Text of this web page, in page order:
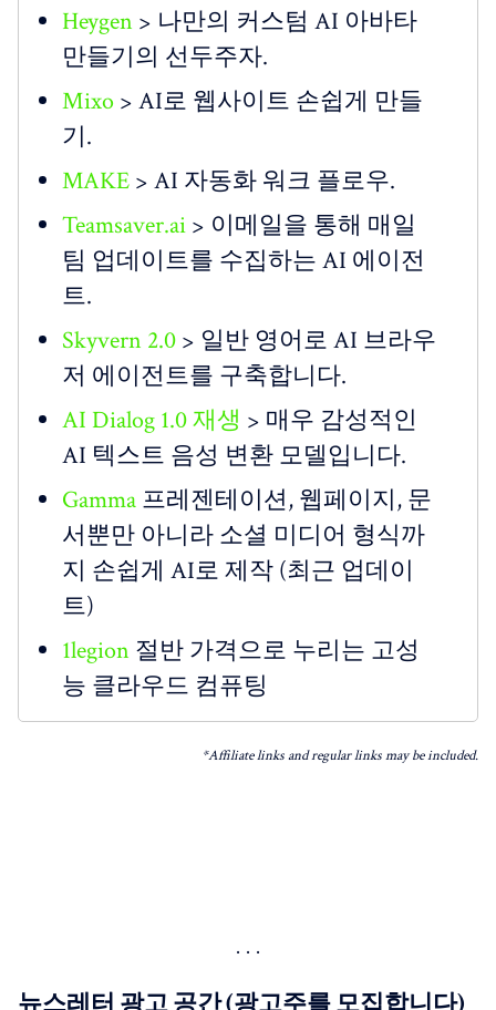
Heygen > 나만의 커스텀 AI 아바타
만들기의 선두주자.
Mixo > AI로 웹사이트 손쉽게 만들
기.
MAKE > AI 자동화 워크 플로우.
Teamsaver.ai > 이메일을 통해 매일
팀 업데이트를 수집하는 AI 에이전
트.
Skyvern 2.0 > 일반 영어로 AI 브라우
저 에이전트를 구축합니다.
AI Dialog 1.0 재생 > 매우 감성적인
AI 텍스트 음성 변환 모델입니다.
Gamma 프레젠테이션, 웹페이지, 문
서뿐만 아니라 소셜 미디어 형식까
지 손쉽게 AI로 제작 (최근 업데이
트)
1legion 절반 가격으로 누리는 고성
능 클라우드 컴퓨팅
*Affiliate links and regular links may be included.